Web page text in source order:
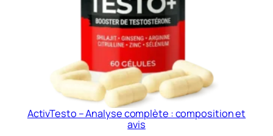
ActivTesto – Analyse complète : composition et
avis